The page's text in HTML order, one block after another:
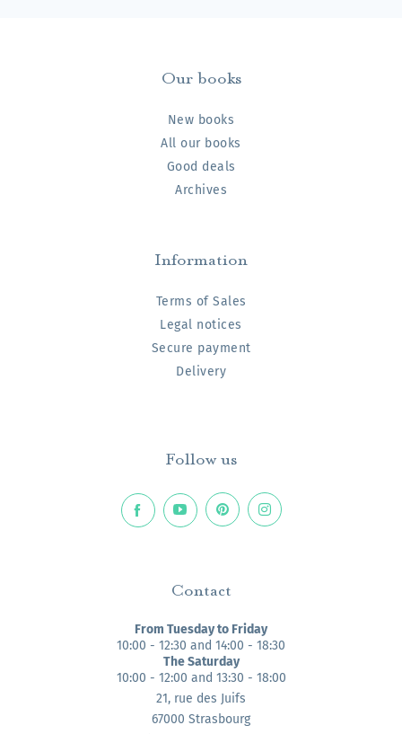
Our books
New books
All our books
Good deals
Archives
Information
Terms of Sales
Legal notices
Secure payment
Delivery
Follow us
Contact
From Tuesday to Friday
10:00 - 12:30 and 14:00 - 18:30
The Saturday
10:00 - 12:00 and 13:30 - 18:00
21, rue des Juifs
67000 Strasbourg